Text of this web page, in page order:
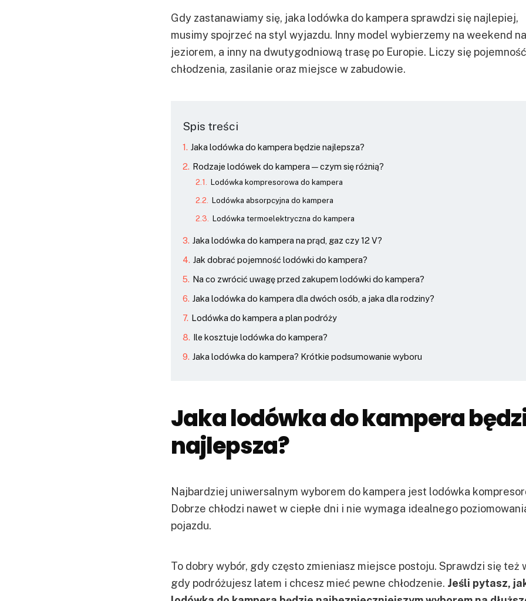
Gdy zastanawiamy się, jaka lodówka do kampera sprawdzi się najlepiej,
musimy spojrzeć na styl wyjazdu. Inny model wybierzemy na weekend
jeziorem, a inny na dwutygodniową trasę po Europie. Liczy się
chłodzenia, zasilanie oraz miejsce w zabudowie.
Spis treści
Jaka lodówka do kampera będzie najlepsza?
Rodzaje lodówek do kampera — czym się różnią?
Lodówka kompresorowa do kampera
Lodówka absorpcyjna do kampera
Lodówka termoelektryczna do kampera
Jaka lodówka do kampera na prąd, gaz czy 12 V?
Jak dobrać pojemność lodówki do kampera?
Na co zwrócić uwagę przed zakupem lodówki do kampera?
Jaka lodówka do kampera dla dwóch osób, a jaka dla rodziny?
Lodówka do kampera a plan podróży
Ile kosztuje lodówka do kampera?
Jaka lodówka do kampera? Krótkie podsumowanie wyboru
Jaka lodówka do kampera
najlepsza?
Najbardziej uniwersalnym wyborem do kampera jest lodówka
Dobrze chłodzi nawet w ciepłe dni i nie wymaga idealnego
pojazdu.
To dobry wybór, gdy często zmieniasz miejsce postoju. Sprawdzi się też
gdy podróżujesz latem i chcesz mieć pewne chłodzenie. Jeśli pytasz,